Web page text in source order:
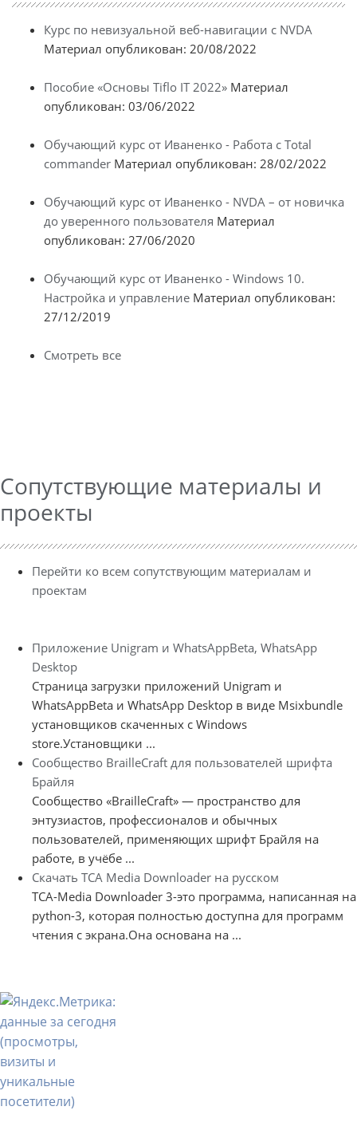
Курс по невизуальной веб-навигации с NVDA
Материал опубликован: 20/08/2022
Пособие «Основы Tiflo IT 2022» Материал
опубликован: 03/06/2022
Обучающий курс от Иваненко - Работа с Total
commander Материал опубликован: 28/02/2022
Обучающий курс от Иваненко - NVDA – от новичка
до уверенного пользователя Материал
опубликован: 27/06/2020
Обучающий курс от Иваненко - Windows 10.
Настройка и управление Материал опубликован:
27/12/2019
Смотреть все
Сопутствующие материалы и
проекты
Перейти ко всем сопутствующим материалам и
проектам
Приложение Unigram и WhatsAppBeta, WhatsApp
Desktop
Страница загрузки приложений Unigram и
WhatsAppBeta и WhatsApp Desktop в виде Msixbundle
установщиков скаченных с Windows
store.Установщики ...
Сообщество BrailleCraft для пользователей шрифта
Брайля
Сообщество «BrailleCraft» — пространство для
энтузиастов, профессионалов и обычных
пользователей, применяющих шрифт Брайля на
работе, в учёбе ...
Скачать TCA Media Downloader на русском
TCA-Media Downloader 3-это программа, написанная на
python-3, которая полностью доступна для программ
чтения с экрана.Она основана на ...